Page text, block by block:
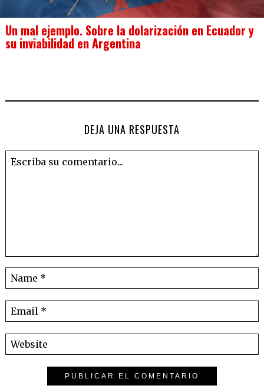
Un mal ejemplo. Sobre la dolarización en Ecuador y
su inviabilidad en Argentina
DEJA UNA RESPUESTA